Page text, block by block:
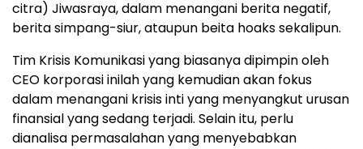
citra) Jiwasraya, dalam menangani berita negatif,
berita simpang-siur, ataupun beita hoaks sekalipun.
Tim Krisis Komunikasi yang biasanya dipimpin oleh
CEO korporasi inilah yang kemudian akan fokus
dalam menangani krisis inti yang menyangkut urusan
finansial yang sedang terjadi. Selain itu, perlu
dianalisa permasalahan yang menyebabkan